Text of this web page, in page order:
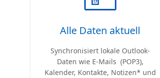
Alle Daten aktuell
Synchronisiert lokale Outlook-
Daten wie E-Mails (POP3),
Kalender, Kontakte, Notizen* und